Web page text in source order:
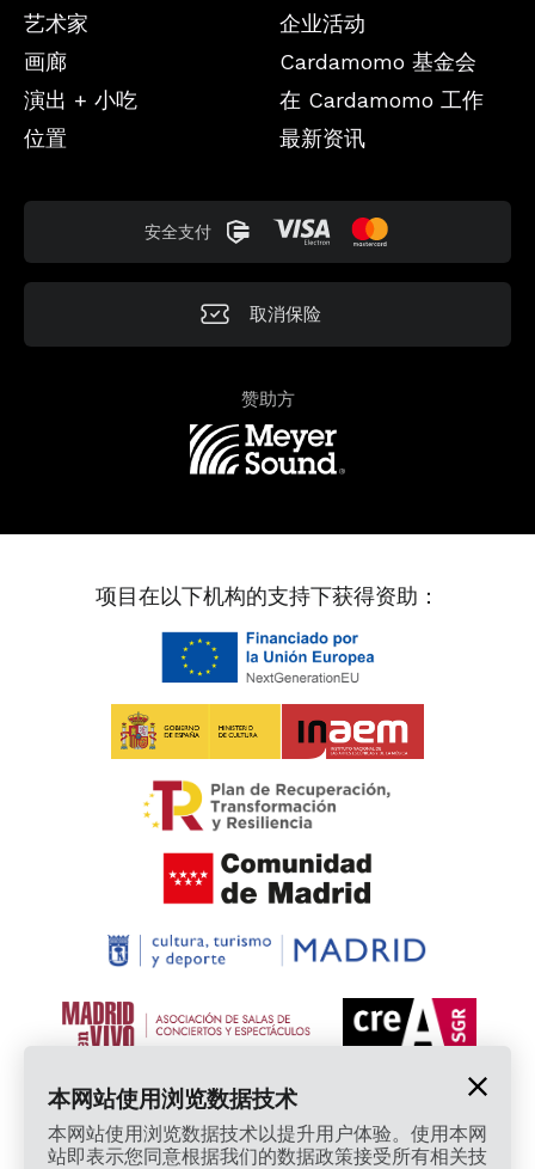
艺术家
画廊
演出 + 小吃
位置
企业活动
Cardamomo 基金会
在 Cardamomo 工作
最新资讯
安全支付
取消保险
赞助方
项目在以下机构的支持下获得资助：
本网站使用浏览数据技术
本网站使用浏览数据技术以提升用户体验。使用本网
站即表示您同意根据我们的数据政策接受所有相关技